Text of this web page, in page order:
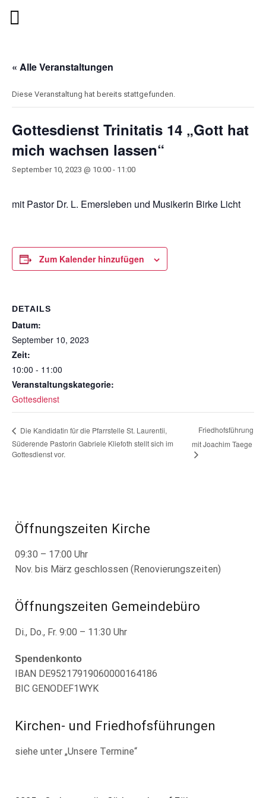
« Alle Veranstaltungen
Diese Veranstaltung hat bereits stattgefunden.
Gottesdienst Trinitatis 14 „Gott hat
mich wachsen lassen“
September 10, 2023 @ 10:00 - 11:00
mit Pastor Dr. L. Emersleben und Musikerin Birke Licht
Zum Kalender hinzufügen
DETAILS
Datum:
September 10, 2023
Zeit:
10:00 - 11:00
Veranstaltungskategorie:
Gottesdienst
Die Kandidatin für die Pfarrstelle St. Laurentii,
Süderende Pastorin Gabriele Kliefoth stellt sich im
Gottesdienst vor.
Friedhofsführung
mit Joachim Taege
Öffnungszeiten Kirche
09:30 – 17:00 Uhr
Nov. bis März geschlossen (Renovierungszeiten)
Öffnungszeiten Gemeindebüro
Di., Do., Fr. 9:00 – 11:30 Uhr
Spendenkonto
IBAN DE95217919060000164186
BIC GENODEF1WYK
Kirchen- und Friedhofsführungen
siehe unter „Unsere Termine“